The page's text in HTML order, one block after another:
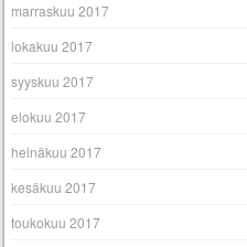
marraskuu 2017
lokakuu 2017
syyskuu 2017
elokuu 2017
heinäkuu 2017
kesäkuu 2017
toukokuu 2017